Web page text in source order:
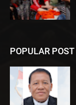
POPULAR POST